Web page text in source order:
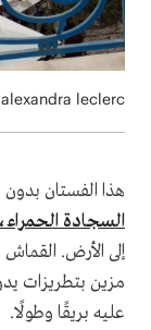
alexandra leclerc بفستان من Paolo Sebastian
هذا الفستان بدون
السجادة الحمراء،
إلى الأرض.
مزين بتطريزات
عليه بريقًا